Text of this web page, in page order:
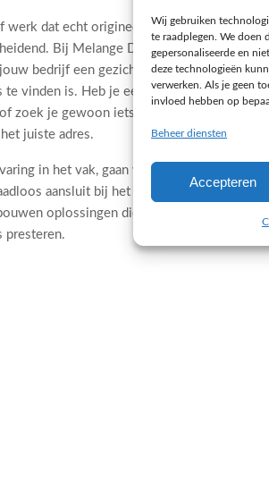
Wij gebruiken
te raadplegen. We doen
gepersonaliseerde en
deze technologieën
verwerken. Als je geen
invloed hebben op
Beheer diensten
Accepteren
werk dat echt origineel is? Een
Bij Melange Design houden we van
bedrijf een gezicht, een verhaal en een
te vinden is. Heb je een bijzondere opdracht,
zoek je gewoon iets dat buiten de gebaande
juiste adres.
in het vak, gaan wij de uitdaging aan
aansluit bij het DNA van jouw
oplossingen die niet alleen visueel
presteren.